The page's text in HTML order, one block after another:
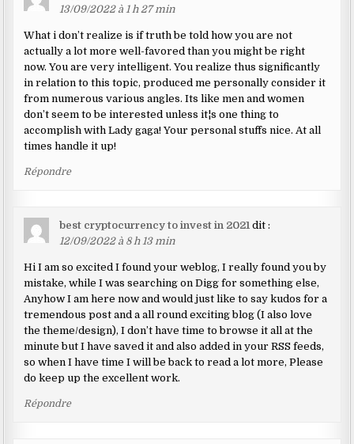
13/09/2022 à 1 h 27 min
What i don’t realize is if truth be told how you are not
actually a lot more well-favored than you might be right
now. You are very intelligent. You realize thus significantly
in relation to this topic, produced me personally consider it
from numerous various angles. Its like men and women
don’t seem to be interested unless it¦s one thing to
accomplish with Lady gaga! Your personal stuffs nice. At all
times handle it up!
Répondre
best cryptocurrency to invest in 2021 dit :
12/09/2022 à 8 h 13 min
Hi I am so excited I found your weblog, I really found you by
mistake, while I was searching on Digg for something else,
Anyhow I am here now and would just like to say kudos for a
tremendous post and a all round exciting blog (I also love
the theme/design), I don’t have time to browse it all at the
minute but I have saved it and also added in your RSS feeds,
so when I have time I will be back to read a lot more, Please
do keep up the excellent work.
Répondre